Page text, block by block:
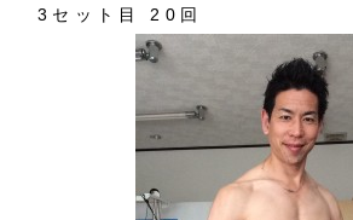
3セット目 20回